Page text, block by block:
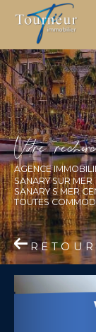
Vore rece
AGENCE
SANARY SUR MER
SANARY S MER
TOUTES
RETOUR